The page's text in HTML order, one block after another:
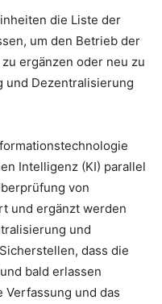
die Liste der
um den Betrieb der
ergänzen oder neu zu
und Dezentralisierung
Intelligenz (KI) parallel
von
und ergänzt werden
und
dass die
bald erlassen
und das